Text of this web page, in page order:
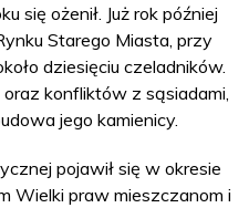
się ożenił. Już rok później
Starego Miasta, przy
dziesięciu czeladników.
konfliktów z sąsiadami,
jego kamienicy.
pojawił się w okresie
Wielki praw mieszczanom i